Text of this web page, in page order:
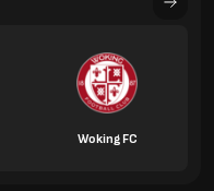
Woking FC